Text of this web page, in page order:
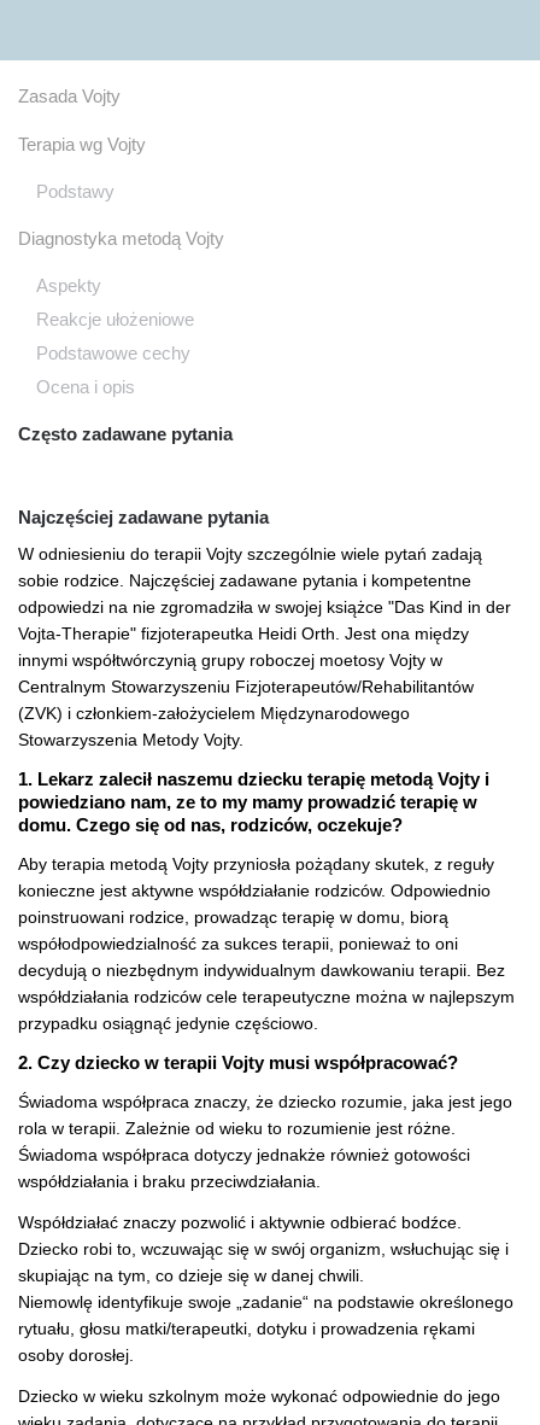
Zasada Vojty
Terapia wg Vojty
Podstawy
Diagnostyka metodą Vojty
Aspekty
Reakcje ułożeniowe
Podstawowe cechy
Ocena i opis
Często zadawane pytania
Najczęściej zadawane pytania
W odniesieniu do terapii Vojty szczególnie wiele pytań zadają
sobie rodzice. Najczęściej zadawane pytania i kompetentne
odpowiedzi na nie zgromadziła w swojej książce "Das Kind in der
Vojta-Therapie" fizjoterapeutka Heidi Orth. Jest ona między
innymi współtwórczynią grupy roboczej moetosy Vojty w
Centralnym Stowarzyszeniu Fizjoterapeutów/Rehabilitantów
(ZVK) i członkiem-założycielem Międzynarodowego
Stowarzyszenia Metody Vojty.
1. Lekarz zalecił naszemu dziecku terapię metodą Vojty i
powiedziano nam, ze to my mamy prowadzić terapię w
domu. Czego się od nas, rodziców, oczekuje?
Aby terapia metodą Vojty przyniosła pożądany skutek, z reguły
konieczne jest aktywne współdziałanie rodziców. Odpowiednio
poinstruowani rodzice, prowadząc terapię w domu, biorą
współodpowiedzialność za sukces terapii, ponieważ to oni
decydują o niezbędnym indywidualnym dawkowaniu terapii. Bez
współdziałania rodziców cele terapeutyczne można w najlepszym
przypadku osiągnąć jedynie częściowo.
2. Czy dziecko w terapii Vojty musi współpracować?
Świadoma współpraca znaczy, że dziecko rozumie, jaka jest jego
rola w terapii. Zależnie od wieku to rozumienie jest różne.
Świadoma współpraca dotyczy jednakże również gotowości
współdziałania i braku przeciwdziałania.
Współdziałać znaczy pozwolić i aktywnie odbierać bodźce.
Dziecko robi to, wczuwając się w swój organizm, wsłuchując się i
skupiając na tym, co dzieje się w danej chwili.
Niemowlę identyfikuje swoje „zadanie“ na podstawie określonego
rytuału, głosu matki/terapeutki, dotyku i prowadzenia rękami
osoby dorosłej.
Dziecko w wieku szkolnym może wykonać odpowiednie do jego